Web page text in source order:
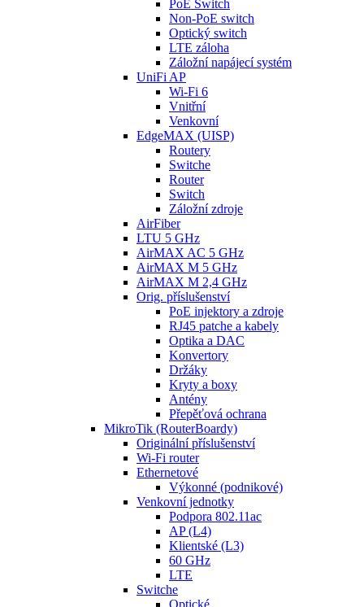
PoE Switch
Non-PoE switch
Optický switch
LTE záloha
Záložní napájecí systém
UniFi AP
Wi-Fi 6
Vnitřní
Venkovní
EdgeMAX (UISP)
Routery
Switche
Router
Switch
Záložní zdroje
AirFiber
LTU 5 GHz
AirMAX AC 5 GHz
AirMAX M 5 GHz
AirMAX M 2,4 GHz
Orig. příslušenství
PoE injektory a zdroje
RJ45 patche a kabely
Optika a DAC
Konvertory
Držáky
Kryty a boxy
Antény
Přepěťová ochrana
MikroTik (RouterBoardy)
Originální příslušenství
Wi-Fi router
Ethernetové
Výkonné (podnikové)
Venkovní jednotky
Podpora 802.11ac
AP (L4)
Klientské (L3)
60 GHz
LTE
Switche